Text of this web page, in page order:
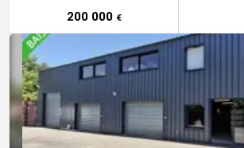
200 000 €